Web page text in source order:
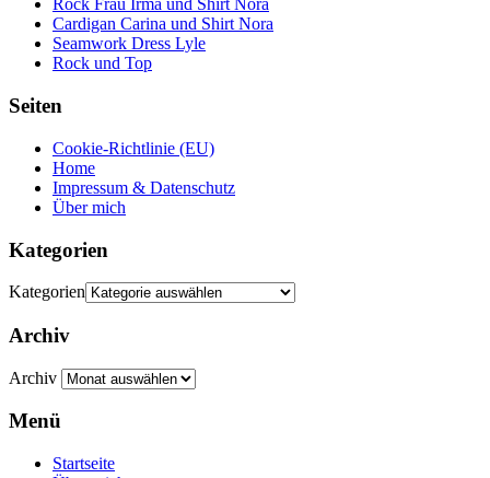
Rock Frau Irma und Shirt Nora
Cardigan Carina und Shirt Nora
Seamwork Dress Lyle
Rock und Top
Seiten
Cookie-Richtlinie (EU)
Home
Impressum & Datenschutz
Über mich
Kategorien
Kategorien
Archiv
Archiv
Menü
Startseite